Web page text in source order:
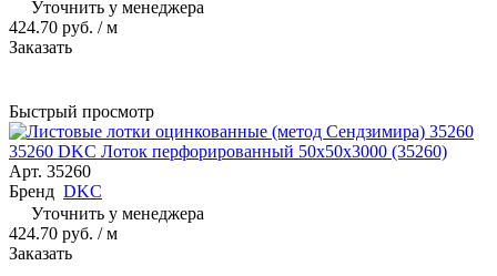
Уточнить у менеджера
424.70 руб. / м
Заказать
Быстрый просмотр
35260 DKC Лоток перфорированный 50х50х3000 (35260)
Арт. 35260
Бренд DKC
Уточнить у менеджера
424.70 руб. / м
Заказать